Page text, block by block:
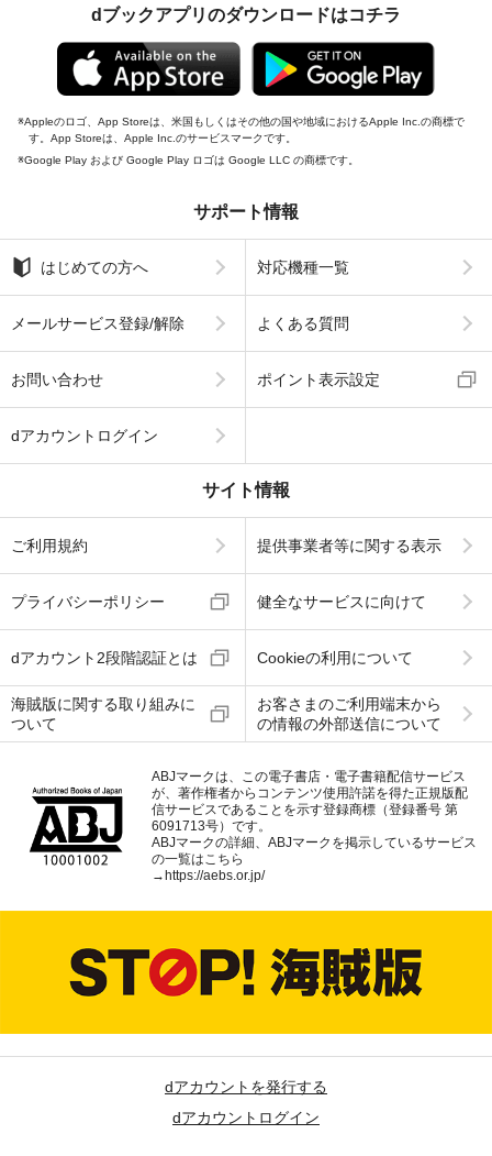
dブックアプリのダウンロードはコチラ
Appleのロゴ、App Storeは、米国もしくはその他の国や地域におけるApple Inc.の商標で
す。App Storeは、Apple Inc.のサービスマークです。
Google Play および Google Play ロゴは Google LLC の商標です。
サポート情報
はじめての方へ 対応機種一覧
メールサービス登録/解除 よくある質問
お問い合わせ ポイント表示設定
dアカウントログイン
サイト情報
ご利用規約 提供事業者等に関する表示
プライバシーポリシー 健全なサービスに向けて
dアカウント2段階認証とは Cookieの利用について
海賊版に関する取り組みに
ついて
お客さまのご利用端末から
の情報の外部送信について
ABJマークは、この電子書店・電子書籍配信サービス
が、著作権者からコンテンツ使用許諾を得た正規版配
信サービスであることを示す登録商標（登録番号 第
6091713号）です。
ABJマークの詳細、ABJマークを掲示しているサービス
の一覧はこちら
→ https://aebs.or.jp/
dアカウントを発行する
dアカウントログイン